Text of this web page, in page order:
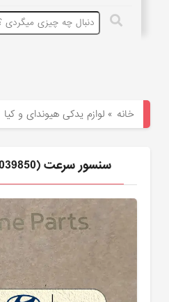
لوازم
خانه »لوازم یدکی هیوندای و کیا
سنسور سرعت (4651039850) هیوندای